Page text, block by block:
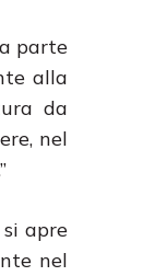
parte
alla
da
nel
apre
nel